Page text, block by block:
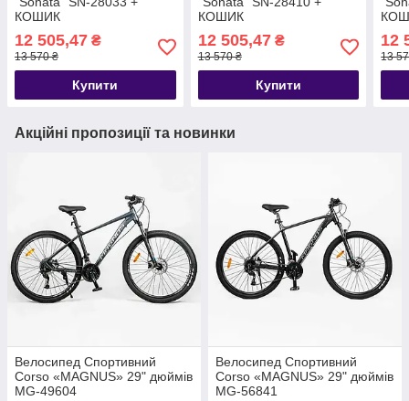
КОШИК
12 505,47 ₴
13 570 ₴
Купити
КОШИК
12 505,47₴
13 570 ₴
Купити
12
13
Акційні пропозиції та новинки
Велосипед Спортивний
Corso «MAGNUS» 29" дюймів
MG-49604
Велосипед Спортивний
Corso «MAGNUS» 29" дюймів
MG-56841